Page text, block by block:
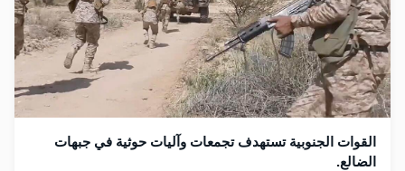
القوات الجنوبية تستهدف تجمعات وآليات حوثية في جبهات
الضالع.